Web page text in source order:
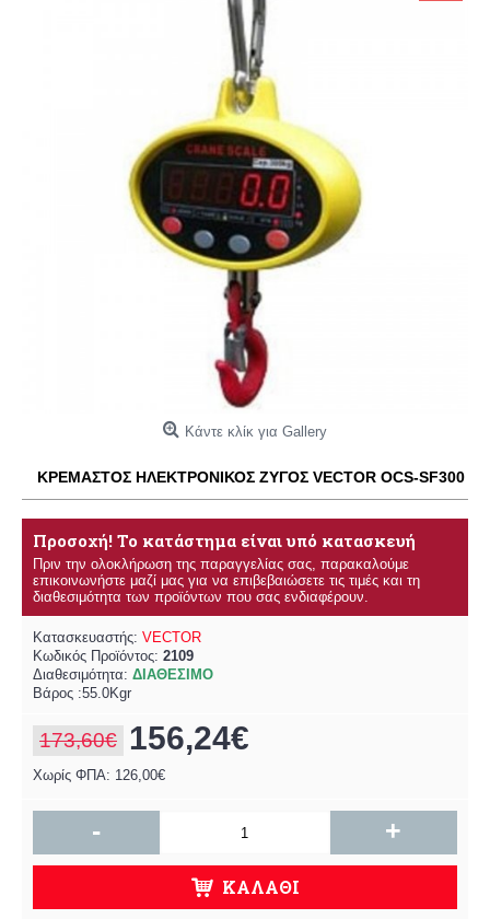
Κάντε κλίκ για Gallery
ΚΡΕΜΑΣΤΟΣ ΗΛΕΚΤΡΟΝΙΚΟΣ ΖΥΓΟΣ VECTOR OCS-SF300
Προσοχή! Το κατάστημα είναι υπό κατασκευή
Πριν την ολοκλήρωση της παραγγελίας σας, παρακαλούμε
επικοινωνήστε μαζί μας για να επιβεβαιώσετε τις τιμές και τη
διαθεσιμότητα των προϊόντων που σας ενδιαφέρουν.
Κατασκευαστής: VECTOR
Κωδικός Προϊόντος: 2109
Διαθεσιμότητα: ΔΙΑΘΕΣΙΜΟ
Βάρος :55.0Kgr
173,60€ 156,24€
Χωρίς ΦΠΑ: 126,00€
- +
ΚΑΛΆΘΙ